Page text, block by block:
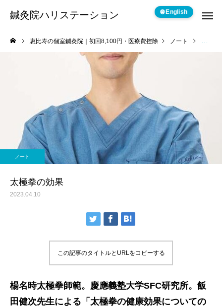
鍼灸院ハリステーション
恵比寿の個室鍼灸院｜初回8,100円・医療費控除 ノート 太極拳
ノート
太極拳の効果
2023.04.10
この記事のタイトルとURLをコピーする
楊名時太極拳師範。慶應義塾大学SFC研究所。飯
田健次先生による「太極拳の健康効果についての
🌐 English